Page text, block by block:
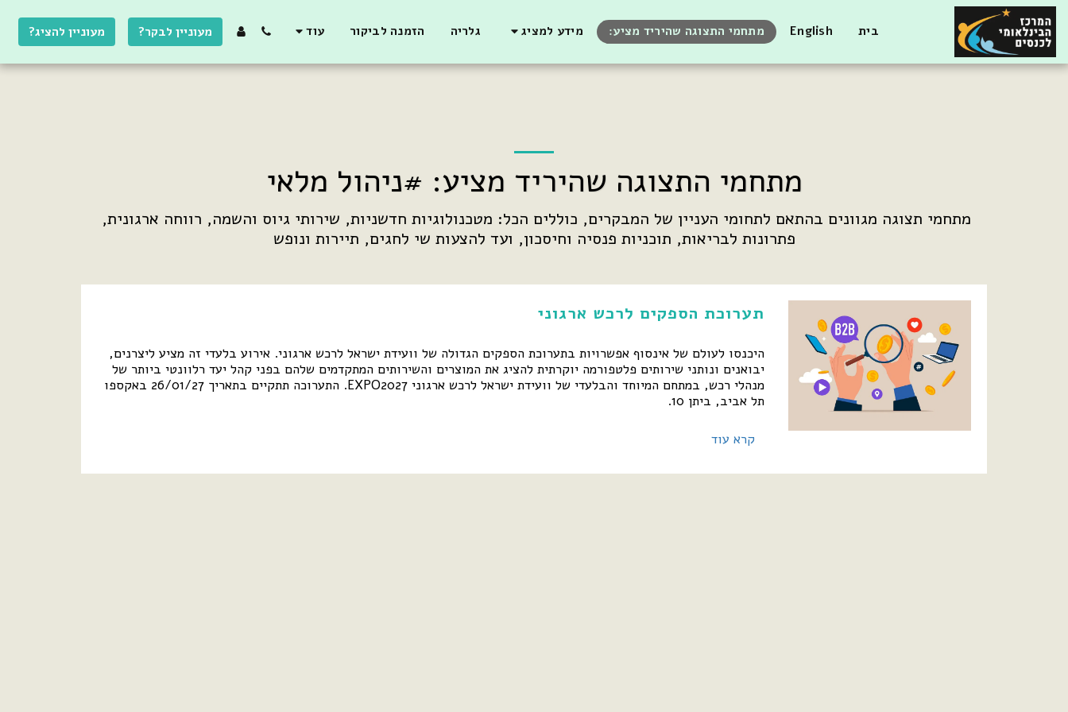
בית English מתחמי התצוגה שהיריד מציע: מידע למציג גלריה הזמנה לביקור עוד מעוניין לבקר? מעוניין להציג?
מתחמי התצוגה שהיריד מציע: #ניהול מלאי
פתרונות לבריאות, תוכניות פנסיה וחיסכון, ועד להצעות שי לחגים, תיירות ונופש
תערוכת הספקים לרכש ארגוני
היכנסו לעולם של אינסוף אפשרויות בתערוכת הספקים הגדולה של וועידת ישראל לרכש ארגוני. אירוע בלעדי זה מציע ליצרנים,
יבואנים ונותני שירותים פלטפורמה יוקרתית להציג את המוצרים והשירותים המתקדמים שלהם בפני קהל יעד רלוונטי ביותר של
מנהלי רכש, במתחם המיוחד והבלעדי של וועידת ישראל לרכש ארגוני EXPO2027. התערוכה תתקיים בתאריך 26/01/27 באקספו
תל אביב, ביתן 10.
קרא עוד